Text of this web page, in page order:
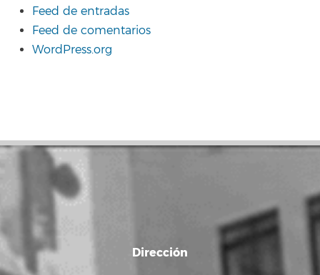
Feed de entradas
Feed de comentarios
WordPress.org
Dirección